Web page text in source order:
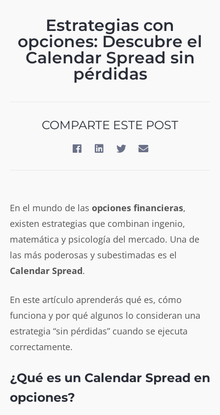
Estrategias con
opciones: Descubre el
Calendar Spread sin
pérdidas
COMPARTE ESTE POST
En el mundo de las opciones financieras,
existen estrategias que combinan ingenio,
matemática y psicología del mercado. Una de
las más poderosas y subestimadas es el
Calendar Spread.
En este artículo aprenderás qué es, cómo
funciona y por qué algunos lo consideran una
estrategia “sin pérdidas” cuando se ejecuta
correctamente.
¿Qué es un Calendar Spread en
opciones?